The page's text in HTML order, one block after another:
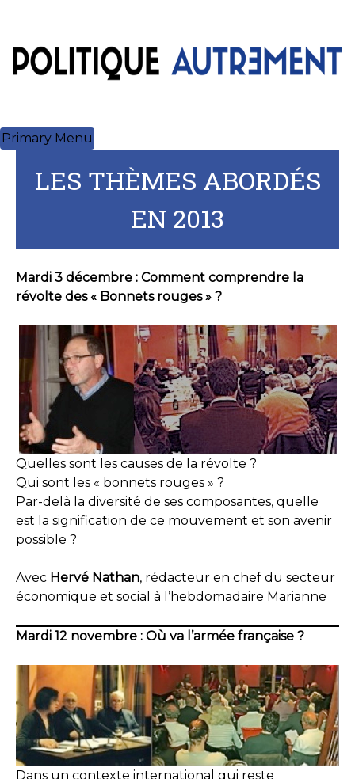
content
Primary Menu
LES THÈMES ABORDÉS
EN 2013
Mardi 3 décembre : Comment comprendre la
révolte des « Bonnets rouges » ?
Quelles sont les causes de la révolte ?
Qui sont les « bonnets rouges » ?
Par-delà la diversité de ses composantes, quelle
est la signification de ce mouvement et son avenir
possible ?
Avec Hervé Nathan, rédacteur en chef du secteur
économique et social à l’hebdomadaire Marianne
Mardi 12 novembre : Où va l’armée française ?
Dans un contexte international qui reste